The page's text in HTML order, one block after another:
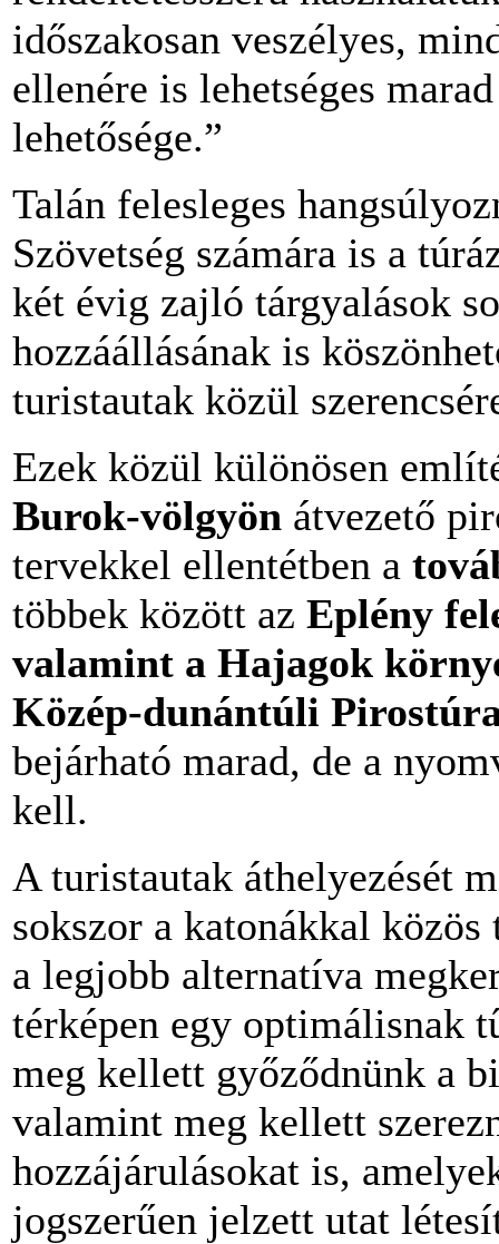
időszakosan veszélyes,
ellenére is lehetséges
lehetősége.”
Talán felesleges
Szövetség számára is a
két évig zajló tárgyalások
hozzáállásának is
turistautak közül
Ezek közül különösen
Burok-völgyön átvezető
tervekkel ellentétben a
többek között az Eplény
valamint a Hajagok
Közép-dunántúli
bejárható marad, de a
kell.
A turistautak áthelyezését
sokszor a katonákkal
a legjobb alternatíva
térképen egy optimálisnak
meg kellett győződnünk a
valamint meg kellett
hozzájárulásokat is,
jogszerűen jelzett utat